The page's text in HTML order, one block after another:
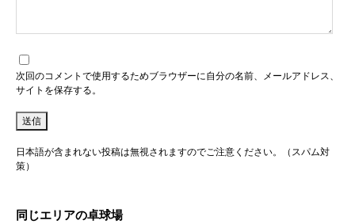
次回のコメントで使用するためブラウザーに自分の名前、メールアドレス、
サイトを保存する。
日本語が含まれない投稿は無視されますのでご注意ください。（スパム対
策）
同じエリアの卓球場